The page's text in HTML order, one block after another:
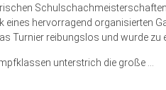
eines hervorragend organisierten
Turnier reibungslos und wurde zu
unterstrich die große ...